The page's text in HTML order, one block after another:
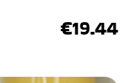
€19.44